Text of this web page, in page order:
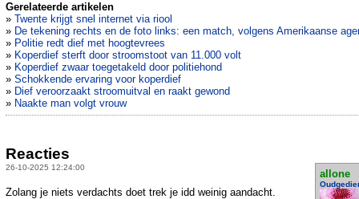
Gerelateerde artikelen
» Twente krijgt snel internet via riool
» De tekening rechts en de foto links: een match, volgens Amerikaanse
» Politie redt dief met hoogtevrees
» Koperdief sterft door stroomstoot van 11.000 volt
» Koperdief zwaar toegetakeld door politiehond
» Schokkende ervaring voor koperdief
» Dief veroorzaakt stroomuitval en raakt gewond
» Naakte man volgt vrouw
Reacties
26-10-2025 12:24:00
allone
Zolang je niets verdachts doet trek je idd weinig aandacht.